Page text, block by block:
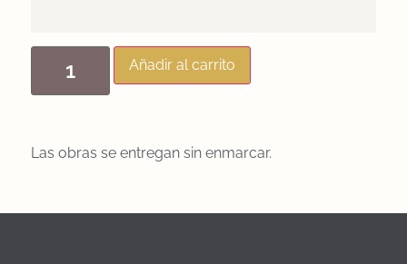
Añadir al carrito
Las obras se entregan sin enmarcar.